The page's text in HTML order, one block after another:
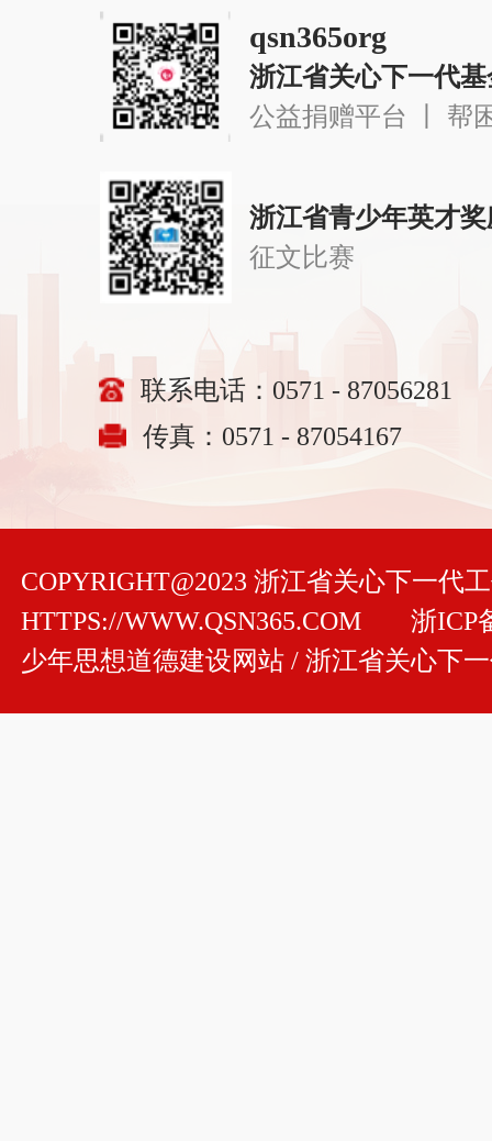
qsn365org
浙江省关心下一代
公益捐赠平台 丨 帮
浙江省青少年英才
征文比赛
联系电话：0571 - 87056281
传真：0571 - 87054167
COPYRIGHT@2023 浙江省关心下一代
HTTPS://WWW.QSN365.COM
浙ICP
少年思想道德建设网站 / 浙江省关心下